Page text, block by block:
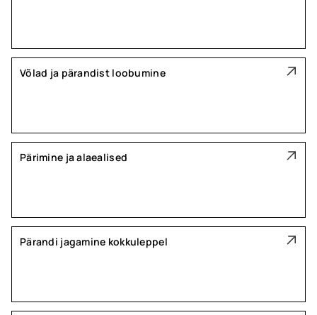
Võlad ja pärandist loobumine
Pärimine ja alaealised
Pärandi jagamine kokkuleppel